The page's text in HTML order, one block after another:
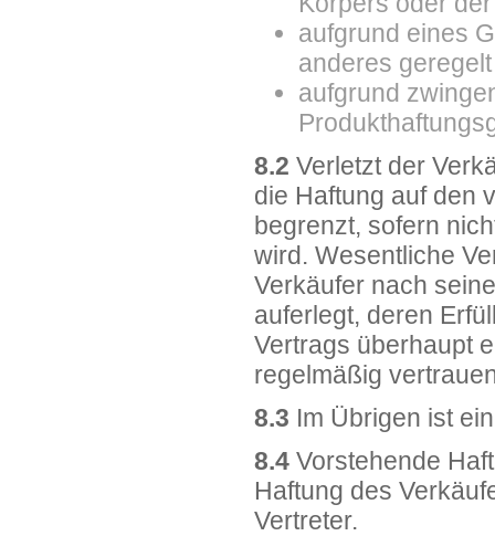
aufgrund eines
anderes
aufgrund
8.2 Verletzt der
die Haftung auf den
begrenzt, sofern
wird. Wesentliche
Verkäufer nach
auferlegt, deren
Vertrags überhaupt
regelmäßig
8.3 Im Übrigen ist
8.4 Vorstehende
Haftung des
Vertreter.